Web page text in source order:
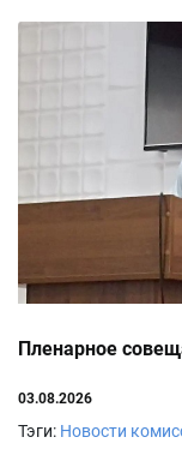
Пленарное
03.08.2026
Тэги: Новости